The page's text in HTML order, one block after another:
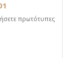
πρωτότυπες